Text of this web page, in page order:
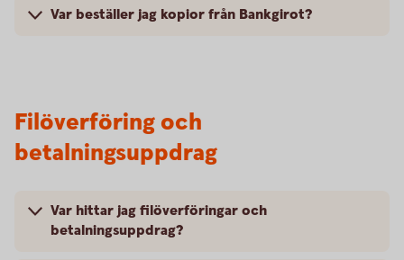
Var beställer jag kopior från Bankgirot?
Filöverföring och
betalningsuppdrag
Var hittar jag filöverföringar och
betalningsuppdrag?